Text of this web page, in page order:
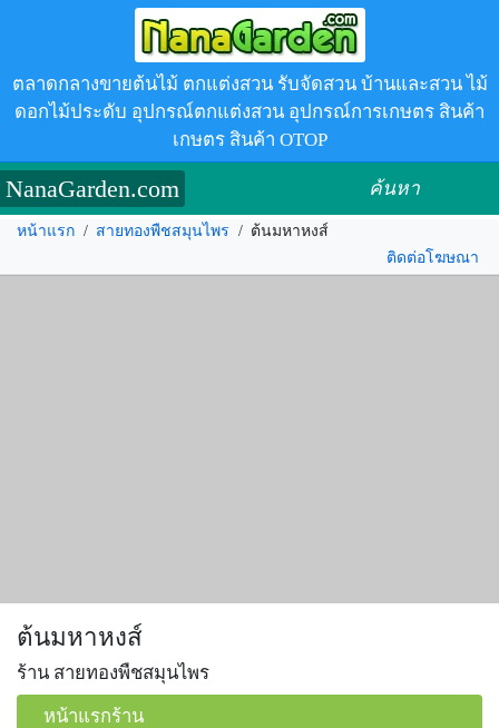
ตลาดกลางขายต้นไม้ ตกแต่งสวน รับจัดสวน บ้านและสวน ไม้
ดอกไม้ประดับ อุปกรณ์ตกแต่งสวน อุปกรณ์การเกษตร สินค้า
เกษตร สินค้า OTOP
NanaGarden.com ค้นหา
หน้าแรก / สายทองพืชสมุนไพร / ต้นมหาหงส์
ติดต่อโฆษณา
ต้นมหาหงส์
ร้าน สายทองพืชสมุนไพร
หน้าแรกร้าน